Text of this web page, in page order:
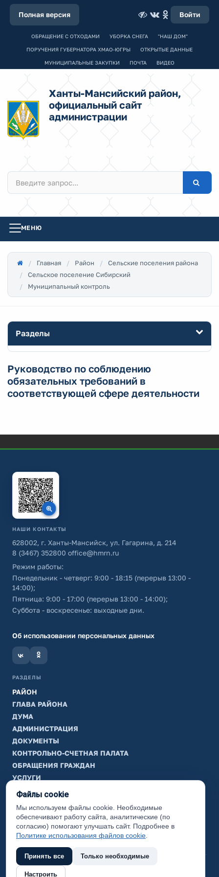
Полная версия Войти
ОБРАЩЕНИЕ С ОТХОДАМИ УБОРКА СНЕГА "НАШ ДОМ"
ПОРУЧЕНИЯ ГУБЕРНАТОРА ХМАО-ЮГРЫ ОТКРЫТЫЕ ДАННЫЕ
МУНИЦИПАЛЬНЫЕ ЗАКУПКИ ПОЧТА ВИДЕО
Ханты-Мансийский район,
официальный сайт
администрации
МЕНЮ
Главная Район
Сельские поселения района
Сельское поселение Сибирский
Муниципальный контроль
Разделы
Руководство по соблюдению
обязательных требований в
соответствующей сфере деятельности
НАШИ КОНТАКТЫ
628002, г. Ханты-Мансийск, ул. Гагарина, д. 214
8 (3467) 352800 office@hmrn.ru
Режим работы:
Понедельник - четверг: 9:00 - 18:15 (перерыв 13:00 -
14:00);
Пятница: 9:00 - 17:00 (перерыв 13:00 - 14:00);
Суббота - воскресенье: выходные дни.
Об использовании персональных данных
РАЗДЕЛЫ
РАЙОН
ГЛАВА РАЙОНА
ДУМА
АДМИНИСТРАЦИЯ
ДОКУМЕНТЫ
КОНТРОЛЬНО-СЧЕТНАЯ ПАЛАТА
ОБРАЩЕНИЯ ГРАЖДАН
УСЛУГИ
ТИК
ИНФОРМАЦИЯ
Законодательная карта
Карта сайта
(с) 2017 Ханты-Мансийский район, официальный сайт
Файлы cookie
Мы используем файлы cookie. Необходимые
обеспечивают работу сайта, аналитические (по
согласию) помогают улучшать сайт. Подробнее в
Политике использования файлов cookie
Принять все Только необходимые
Настроить